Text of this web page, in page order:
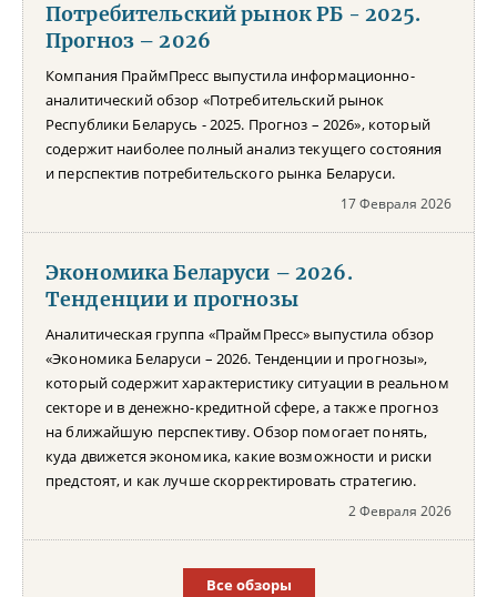
Потребительский рынок РБ - 2025.
Прогноз – 2026
Компания ПраймПресс выпустила информационно-
аналитический обзор «Потребительский рынок
Республики Беларусь - 2025. Прогноз – 2026», который
содержит наиболее полный анализ текущего состояния
и перспектив потребительского рынка Беларуси.
17 Февраля 2026
Экономика Беларуси – 2026.
Тенденции и прогнозы
Аналитическая группа «ПраймПресс» выпустила обзор
«Экономика Беларуси – 2026. Тенденции и прогнозы»,
который содержит характеристику ситуации в реальном
секторе и в денежно-кредитной сфере, а также прогноз
на ближайшую перспективу. Обзор помогает понять,
куда движется экономика, какие возможности и риски
предстоят, и как лучше скорректировать стратегию.
2 Февраля 2026
Все обзоры